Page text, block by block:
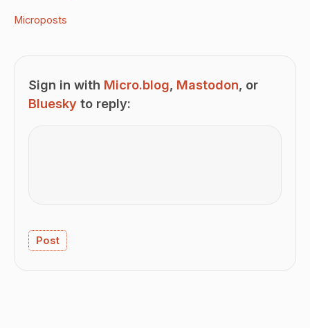
Microposts
Sign in with Micro.blog, Mastodon, or
Bluesky to reply: